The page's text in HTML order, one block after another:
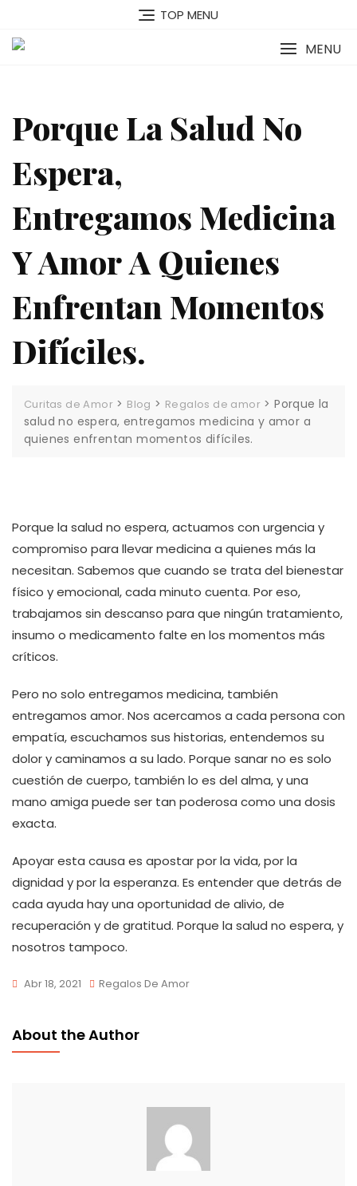
content
TOP MENU
MENU
Porque La Salud No
Espera,
Entregamos Medicina
Y Amor A Quienes
Enfrentan Momentos
Difíciles.
Curitas de Amor > Blog > Regalos de amor >Porque la
salud no espera, entregamos medicina y amor a
quienes enfrentan momentos difíciles.
Porque la salud no espera, actuamos con urgencia y
compromiso para llevar medicina a quienes más la
necesitan. Sabemos que cuando se trata del bienestar
físico y emocional, cada minuto cuenta. Por eso,
trabajamos sin descanso para que ningún tratamiento,
insumo o medicamento falte en los momentos más
críticos.
Pero no solo entregamos medicina, también
entregamos amor. Nos acercamos a cada persona con
empatía, escuchamos sus historias, entendemos su
dolor y caminamos a su lado. Porque sanar no es solo
cuestión de cuerpo, también lo es del alma, y una
mano amiga puede ser tan poderosa como una dosis
exacta.
Apoyar esta causa es apostar por la vida, por la
dignidad y por la esperanza. Es entender que detrás de
cada ayuda hay una oportunidad de alivio, de
recuperación y de gratitud. Porque la salud no espera, y
nosotros tampoco.
Abr 18, 2021 Regalos De Amor
About the Author